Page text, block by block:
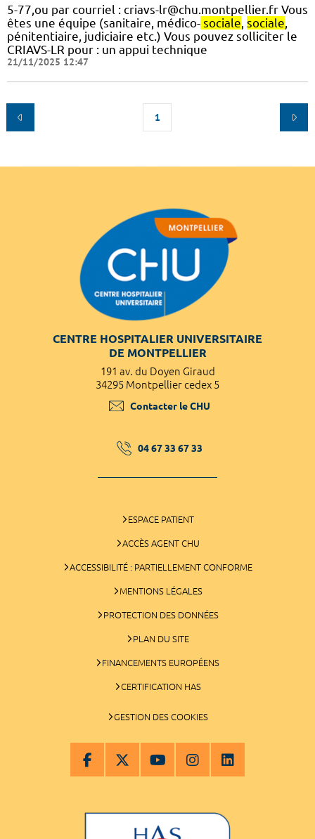
5-77,ou par courriel : criavs-lr@chu.montpellier.fr Vous
êtes une équipe (sanitaire, médico- sociale sociale
pénitentiaire, judiciaire etc.) Vous pouvez solliciter le
CRIAVS-LR pour : un appui technique
21/11/2025 12:47
1
CENTRE HOSPITALIER UNIVERSITAIRE
DE MONTPELLIER
191 av. du Doyen Giraud
34295 Montpellier cedex 5
Contacter le CHU
04 67 33 67 33
ESPACE PATIENT
ACCÈS AGENT CHU
ACCESSIBILITÉ : PARTIELLEMENT CONFORME
MENTIONS LÉGALES
PROTECTION DES DONNÉES
PLAN DU SITE
FINANCEMENTS EUROPÉENS
CERTIFICATION HAS
GESTION DES COOKIES